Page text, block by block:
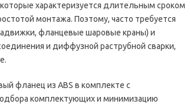
характеризуется длительным сроком
монтажа. Поэтому, часто требуется
фланцевые шаровые краны) и
и диффузной раструбной сварки,
фланец из ABS в комплекте с
комплектующих и минимизацию